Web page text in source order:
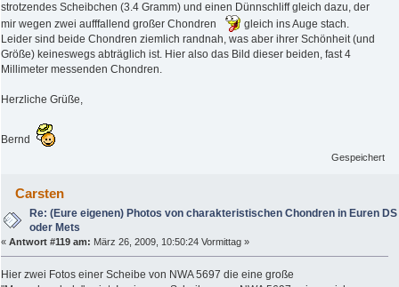
strotzendes Scheibchen (3.4 Gramm) und einen Dünnschliff gleich dazu, der
mir wegen zwei aufffallend großer Chondren
gleich ins Auge stach.
Leider sind beide Chondren ziemlich randnah, was aber ihrer Schönheit (und
Größe) keineswegs abträglich ist. Hier also das Bild dieser beiden, fast 4
Millimeter messenden Chondren.
Herzliche Grüße,
Bernd
Gespeichert
Carsten
Re: (Eure eigenen) Photos von charakteristischen Chondren in Euren DS
oder Mets
« Antwort #119 am: März 26, 2009, 10:50:24 Vormittag »
Hier zwei Fotos einer Scheibe von NWA 5697 die eine große